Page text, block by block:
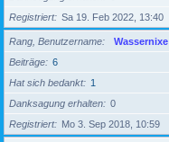
Registriert
Sa 19. Feb 2022, 13:40
Rang, Benutzername
Wassernixe
Beiträge
6
Hat sich bedankt
1
Danksagung erhalten
0
Registriert
Mo 3. Sep 2018, 10:59